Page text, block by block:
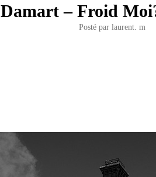
Damart – Froid
Posté par laurent. m